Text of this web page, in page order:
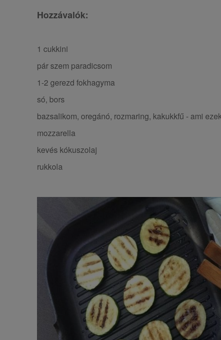
Hozzávalók:
1 cukkini
pár szem paradicsom
1-2 gerezd fokhagyma
só, bors
bazsalikom, oregánó, rozmaring, kakukkfű - ami
mozzarella
kevés kókuszolaj
rukkola